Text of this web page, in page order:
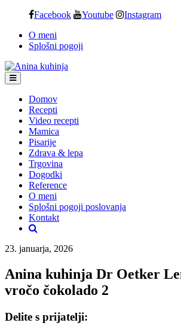
content
Facebook Youtube Instagram
O meni
Splošni pogoji
Domov
Recepti
Video recepti
Mamica
Pisarije
Zdrava & lepa
Trgovina
Dogodki
Reference
O meni
Splošni pogoji poslovanja
Kontakt
23. januarja, 2026
Anina kuhinja Dr Oetker
vročo čokolado 2
Delite s prijatelji: